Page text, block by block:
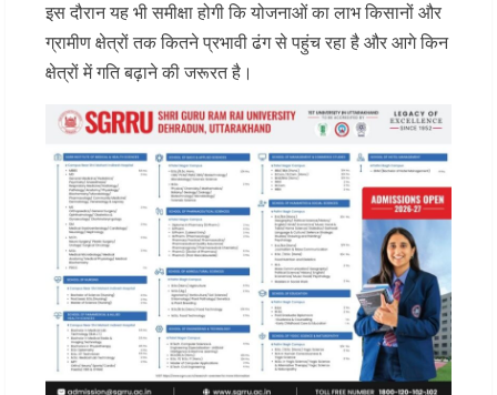
इस दौरान यह भी समीक्षा होगी कि योजनाओं का लाभ किसानों और
ग्रामीण क्षेत्रों तक कितने प्रभावी ढंग से पहुंच रहा है और आगे किन
क्षेत्रों में गति बढ़ाने की जरूरत है।